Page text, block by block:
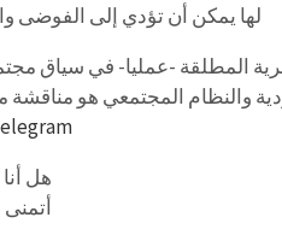
لها يمكن أن تؤدي إلى الفوضى
المطلقة -عمليا- في سياق
والنظام المجتمعي هو
هل